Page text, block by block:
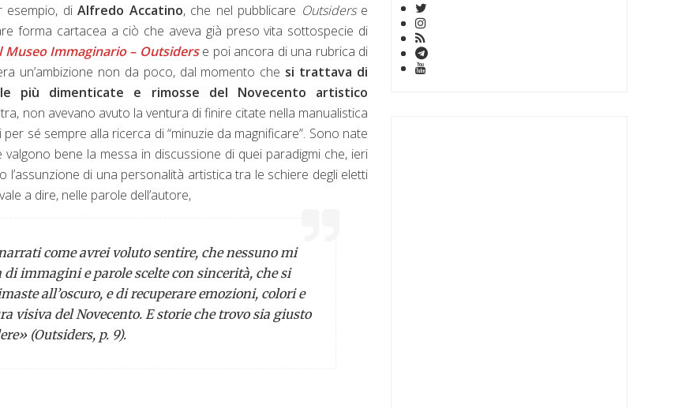
esempio, diAlfredo Accatino, che nel pubblicare Outsiderse
forma cartacea a ciò che aveva già preso vita sottospecie di
Museo Immaginario – Outsiderse poi ancora di una rubrica di
un’ambizione non da poco, dal momento che si trattava di
dimenticate e rimosse del Novecento artistico
non avevano avuto la ventura di finire citate nella manualistica
sé sempre alla ricerca di “minuzie da magnificare”. Sono nate
valgono bene la messa in discussione di quei paradigmi che, ieri
di una personalità artistica tra le schiere degli eletti
a dire, nelle parole dell’autore,
come avrei voluto sentire, che nessuno mi
immagini e parole scelte con sincerità, che si
all’oscuro, e di recuperare emozioni, colori e
visiva del Novecento. E storie che trovo sia giusto
(Outsiders, p. 9).